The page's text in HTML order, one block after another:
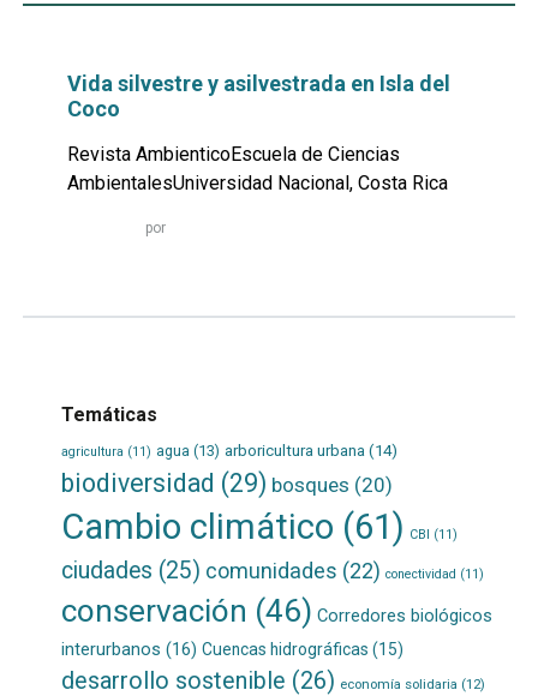
Vida silvestre y asilvestrada en Isla del
Coco
Revista AmbienticoEscuela de Ciencias
AmbientalesUniversidad Nacional, Costa Rica
por
Temáticas
agricultura (11) agua (13) arboricultura urbana (14)
biodiversidad (29) bosques (20)
Cambio climático (61) CBI (11)
ciudades (25) comunidades (22) conectividad (11)
conservación (46) Corredores biológicos
interurbanos (16) Cuencas hidrográficas (15)
desarrollo sostenible (26) economía solidaria (12)